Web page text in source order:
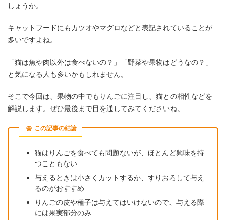
しょうか。
キャットフードにもカツオやマグロなどと表記されていることが
多いですよね。
「猫は魚や肉以外は食べないの？」「野菜や果物はどうなの？」
と気になる人も多いかもしれません。
そこで今回は、果物の中でもりんごに注目し、猫との相性などを
解説します。ぜひ最後まで目を通してみてくださいね。
この記事の結論
猫はりんごを食べても問題ないが、ほとんど興味を持
つこともない
与えるときは小さくカットするか、すりおろして与え
るのがおすすめ
りんごの皮や種子は与えてはいけないので、与える際
には果実部分のみ